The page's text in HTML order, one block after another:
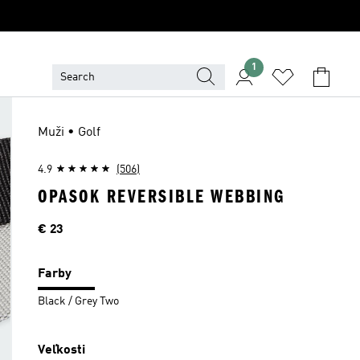
1
Muži • Golf
4.9 (506)
OPASOK REVERSIBLE WEBBING
Cena
€ 23
Farby
Black / Grey Two
Veľkosti